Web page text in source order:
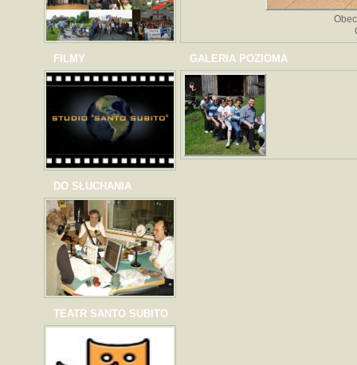
FILMY
DO SŁUCHANIA
TEATR SANTO SUBITO
GALERIA POZIOMA